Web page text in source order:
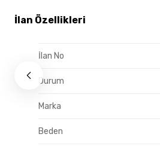
İlan Özellikleri
İlan No
Durum
Marka
Beden